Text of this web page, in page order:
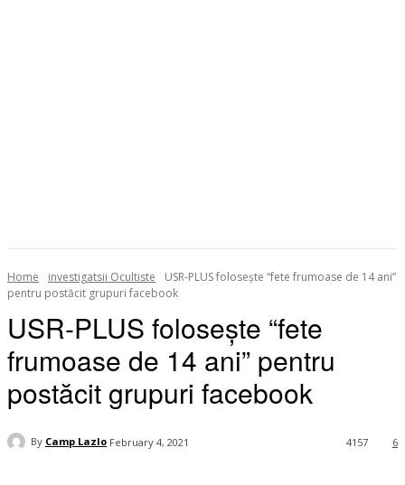
Home investigatsii Ocultiste
USR-PLUS folosește “fete frumoase de 14 ani”
pentru postăcit grupuri facebook
USR-PLUS folosește “fete
frumoase de 14 ani” pentru
postăcit grupuri facebook
By Camp Lazlo February 4, 2021 6
4157